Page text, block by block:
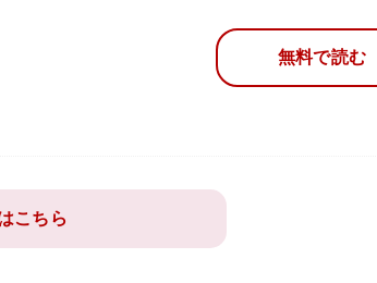
無料で読む
こちら